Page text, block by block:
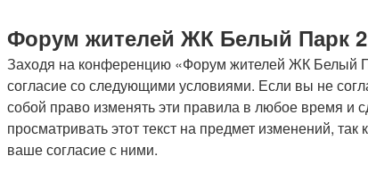
Форум жителей ЖК Белый Парк
Заходя на конференцию «Форум жителей ЖК Белый
согласие со следующими условиями. Если вы не
собой право изменять эти правила в любое время
просматривать этот текст на предмет изменений,
ваше согласие с ними.